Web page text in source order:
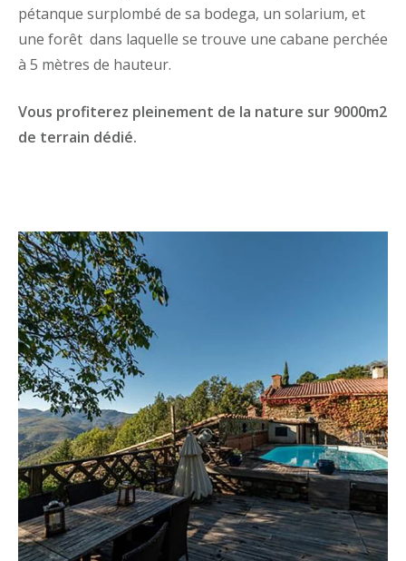
pétanque surplombé de sa bodega, un solarium, et
une forêt dans laquelle se trouve une cabane perchée
à 5 mètres de hauteur.
Vous profiterez pleinement de la nature sur 9000m2
de terrain dédié.